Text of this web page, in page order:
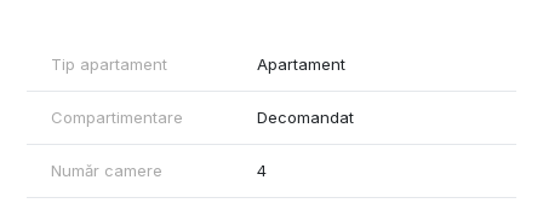
2 balcoane — spații suplimentare de relaxare cu vedere la
🏢 Bloc și ansamblu:
Bloc mic și cochet, cu număr redus de vecini
Tip apartament Apartament
Compartimentare Decomandat
Număr camere 4